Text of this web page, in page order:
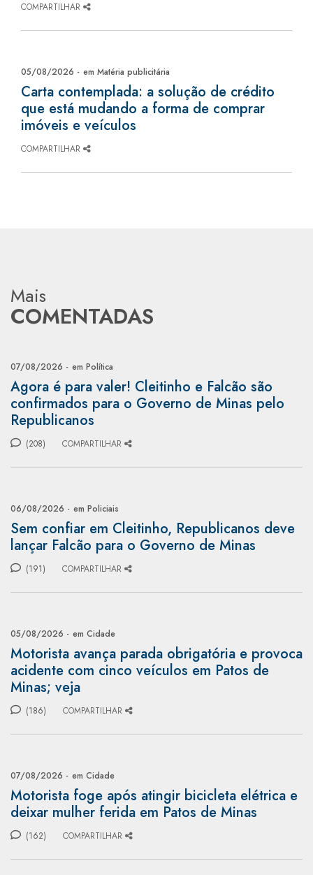
COMPARTILHAR
05/08/2026 - em Matéria publicitária
Carta contemplada: a solução de crédito
que está mudando a forma de comprar
imóveis e veículos
COMPARTILHAR
Mais
COMENTADAS
07/08/2026 - em Política
Agora é para valer! Cleitinho e Falcão são
confirmados para o Governo de Minas pelo
Republicanos
(208) COMPARTILHAR
06/08/2026 - em Policiais
Sem confiar em Cleitinho, Republicanos deve
lançar Falcão para o Governo de Minas
(191) COMPARTILHAR
05/08/2026 - em Cidade
Motorista avança parada obrigatória e provoca
acidente com cinco veículos em Patos de
Minas; veja
(186) COMPARTILHAR
07/08/2026 - em Cidade
Motorista foge após atingir bicicleta elétrica e
deixar mulher ferida em Patos de Minas
(162) COMPARTILHAR